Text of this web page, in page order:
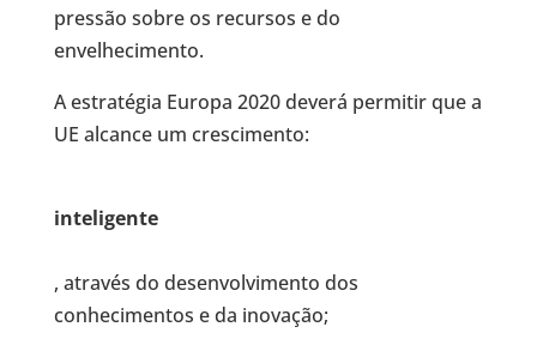
pressão sobre os recursos e do
envelhecimento.
A estratégia Europa 2020 deverá permitir que a
UE alcance um crescimento:
inteligente
, através do desenvolvimento dos
conhecimentos e da inovação;